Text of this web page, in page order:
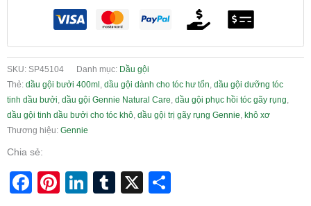
SKU: SP45104 Danh mục: Dầu gội
Thẻ: dầu gội bưởi 400ml , dầu gội dành cho tóc hư tổn, dầu gội dưỡng tóc
tinh dầu bưởi, dầu gội Gennie Natural Care, dầu gội phục hồi tóc gãy rụng,
dầu gội tinh dầu bưởi cho tóc khô, dầu gội trị gãy rụng Gennie, khô xơ
Thương hiệu: Gennie
Chia sẻ:
Facebook
Pinterest
LinkedIn
Tumblr
X